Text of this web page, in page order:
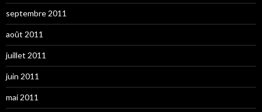
septembre 2011
août 2011
juillet 2011
juin 2011
mai 2011